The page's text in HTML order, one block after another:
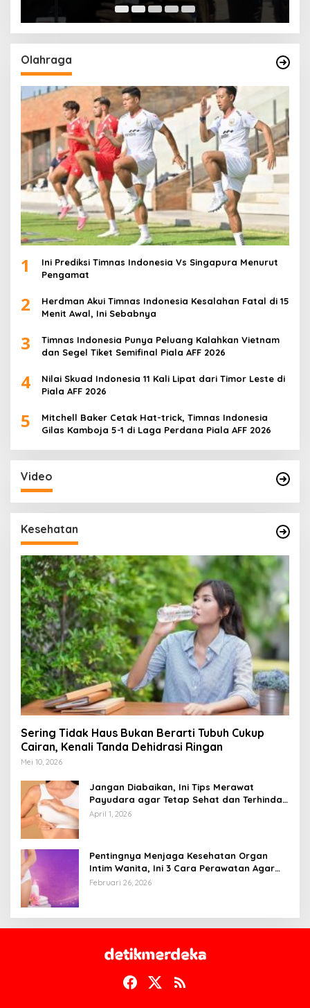
Olahraga
1
Ini Prediksi Timnas Indonesia Vs Singapura Menurut
Pengamat
2
Herdman Akui Timnas Indonesia Kesalahan Fatal di 15
Menit Awal, Ini Sebabnya
3
Timnas Indonesia Punya Peluang Kalahkan Vietnam
dan Segel Tiket Semifinal Piala AFF 2026
4
Nilai Skuad Indonesia 11 Kali Lipat dari Timor Leste di
Piala AFF 2026
5
Mitchell Baker Cetak Hat-trick, Timnas Indonesia
Gilas Kamboja 5-1 di Laga Perdana Piala AFF 2026
Video
Kesehatan
Sering Tidak Haus Bukan Berarti Tubuh Cukup
Cairan, Kenali Tanda Dehidrasi Ringan
Mei 10, 2026
Jangan Diabaikan, Ini Tips Merawat
Payudara agar Tetap Sehat dan Terhindar
dari Risiko Penyakit
April 1, 2026
Pentingnya Menjaga Kesehatan Organ
Intim Wanita, Ini 3 Cara Perawatan Agar
Tetap Bersih
Februari 26, 2026